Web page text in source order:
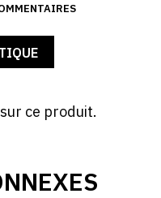
ce produit.